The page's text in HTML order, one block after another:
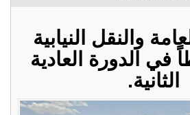
والنقل النيابية
في الدورة العادية
الثانية.